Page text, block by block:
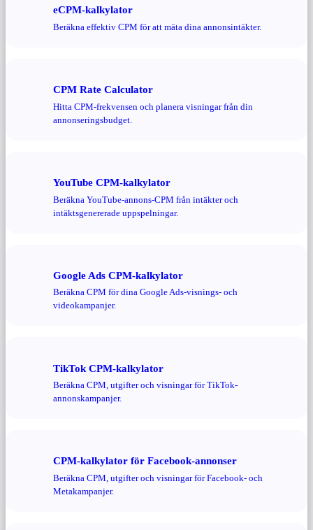
eCPM-kalkylator
Beräkna effektiv CPM för att mäta dina annonsintäkter.
CPM Rate Calculator
Hitta CPM-frekvensen och planera visningar från din
annonseringsbudget.
YouTube CPM-kalkylator
Beräkna YouTube-annons-CPM från intäkter och
intäktsgenererade uppspelningar.
Google Ads CPM-kalkylator
Beräkna CPM för dina Google Ads-visnings- och
videokampanjer.
TikTok CPM-kalkylator
Beräkna CPM, utgifter och visningar för TikTok-
annonskampanjer.
CPM-kalkylator för Facebook-annonser
Beräkna CPM, utgifter och visningar för Facebook- och
Metakampanjer.